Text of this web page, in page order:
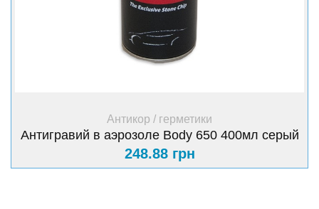
+ Купить
Антикор / герметики
Антигравий в аэрозоле Body 650 400мл серый
248.88 грн